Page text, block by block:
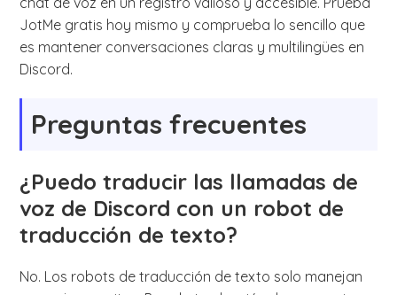
JotMe gratis hoy mismo y comprueba lo sencillo que
es mantener conversaciones claras y multilingües en
Discord.
Preguntas frecuentes
¿Puedo traducir las llamadas de
voz de Discord con un robot de
traducción de texto?
No. Los robots de traducción de texto solo manejan